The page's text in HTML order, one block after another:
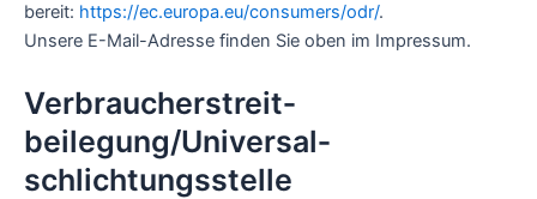
bereit: https://ec.europa.eu/consumers/odr/.
Unsere E-Mail-Adresse finden Sie oben im Impressum.
Verbraucher­streit­
beilegung/Universal­
schlichtungs­stelle